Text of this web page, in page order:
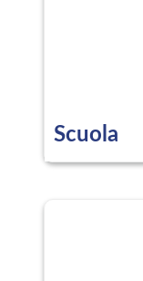
Scuola